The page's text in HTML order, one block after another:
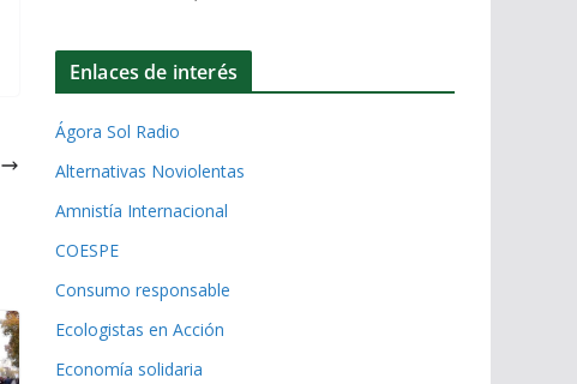
Enlaces de interés
Ágora Sol Radio
Alternativas Noviolentas
Amnistía Internacional
COESPE
Consumo responsable
Ecologistas en Acción
Economía solidaria